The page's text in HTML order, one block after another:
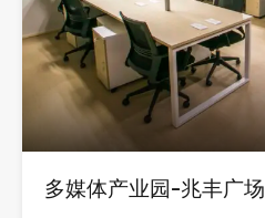
多媒体产业园-兆丰广场